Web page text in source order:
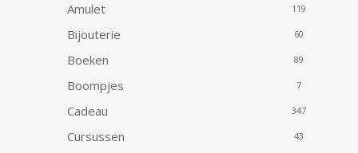
Amulet 119
Bijouterie 60
Boeken 89
Boompjes 7
Cadeau 347
Cursussen 43